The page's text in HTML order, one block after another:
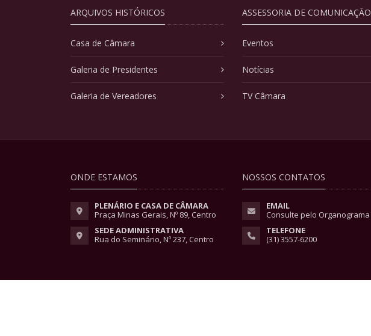
ARQUIVOS HISTÓRICOS
Casa de Câmara
Galeria de Presidentes
Galeria de Vereadores
ASSESSORIA DE COMUNICAÇÃO
Eventos
Notícias
TV Câmara
ONDE ESTAMOS
PLENÁRIO E CASA DE CÂMARA
Praça Minas Gerais, Nº 89, Centro
SEDE ADMINISTRATIVA
Rua do Seminário, Nº 237, Centro
NOSSOS CONTATOS
EMAIL
Consulte pelo Organograma
TELEFONE
(31) 3557-6200